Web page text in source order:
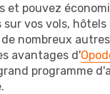
et pouvez
sur vos vols,
nombreux
avantages d'
programme